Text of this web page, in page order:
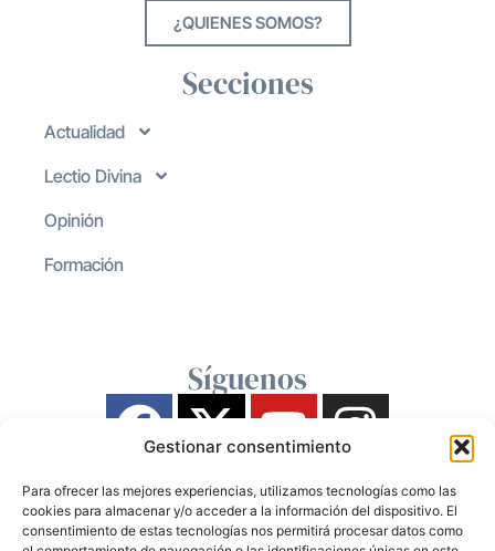
Gestionar consentimiento
Para ofrecer las mejores experiencias, utilizamos tecnologías como las
cookies para almacenar y/o acceder a la información del dispositivo. El
consentimiento de estas tecnologías nos permitirá procesar datos como
¿QUIENES SOMOS?
Secciones
Actualidad
Lectio Divina
Opinión
Formación
Síguenos